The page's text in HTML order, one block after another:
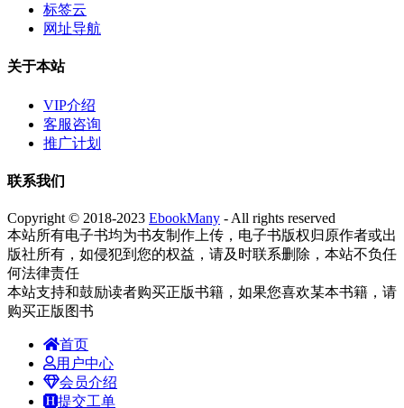
标签云
网址导航
关于本站
VIP介绍
客服咨询
推广计划
联系我们
Copyright © 2018-2023 EbookMany - All rights reserved
本站所有电子书均为书友制作上传，电子书版权归原作者或出
版社所有，如侵犯到您的权益，请及时联系删除，本站不负任
何法律责任
本站支持和鼓励读者购买正版书籍，如果您喜欢某本书籍，请
购买正版图书
首页
用户中心
会员介绍
提交工单